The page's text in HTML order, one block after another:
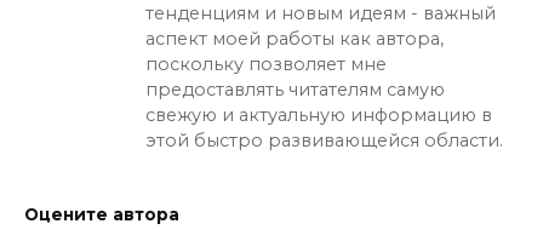
тенденциям и новым идеям - важный
аспект моей работы как автора,
поскольку позволяет мне
предоставлять читателям самую
свежую и актуальную информацию в
этой быстро развивающейся области.
Оцените автора